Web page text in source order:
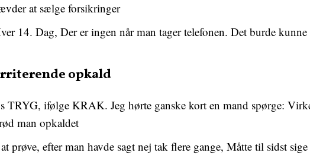
at sælge forsikringer
14. Dag, Der er ingen når man tager telefonen. Det burde
opkald
TRYG, ifølge KRAK. Jeg hørte ganske kort en mand spørge:
man opkaldet
prøve, efter man havde sagt nej tak flere gange, Måtte til sidst